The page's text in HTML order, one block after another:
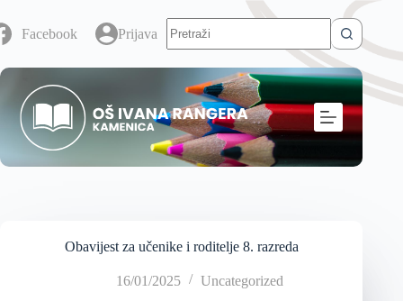
Facebook Prijava
Obavijest za učenike i roditelje 8. razreda
16/01/2025 Uncategorized